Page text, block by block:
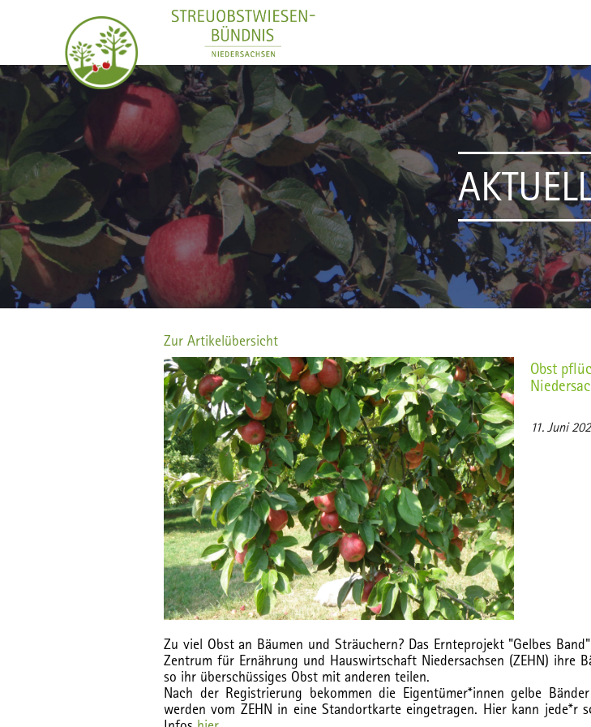
Zur Artikelübersicht
Obst
11. Juni
Zu viel Obst an Bäumen und Sträuchern? Das Ernteprojekt "Gelbes
Zentrum für Ernährung und Hauswirtschaft Niedersachsen (ZEHN) ihre
so ihr überschüssiges Obst mit anderen teilen.
Nach der Registrierung bekommen die Eigentümer*innen gelbe
werden vom ZEHN in eine Standortkarte eingetragen. Hier kann